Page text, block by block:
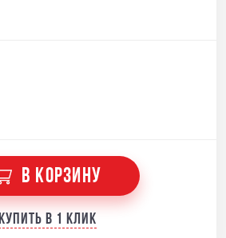
В КОРЗИНУ
Купить в 1 клик